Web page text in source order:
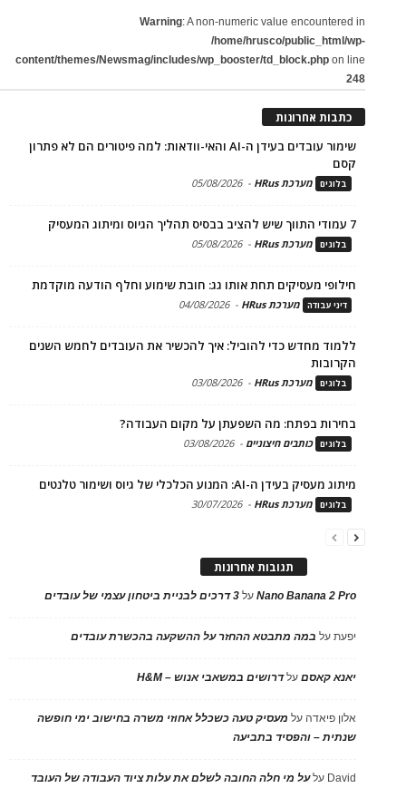
Warning: A non-numeric value encountered in
/home/hrusco/public_html/wp-
content/themes/Newsmag/includes/wp_booster/td_block.php on line
248
כתבות אחרונות
שימור עובדים בעידן ה-AI והאי-וודאות: למה פיטורים הם לא פתרון
קסם
בלוגים מערכת HRus -
05/08/2026
7 עמודי התווך שיש להציב בבסיס תהליך הגיוס ומיתוג המעסיק
בלוגים מערכת HRus -
05/08/2026
חילופי מעסיקים תחת אותו גג: חובת שימוע וחלף הודעה מוקדמת
דיני עבודה מערכת HRus -
04/08/2026
ללמוד מחדש כדי להוביל: איך להכשיר את העובדים לחמש השנים
הקרובות
בלוגים מערכת HRus -
03/08/2026
בחירות בפתח: מה השפעתן על מקום העבודה?
בלוגים כותבים חיצוניים -
03/08/2026
מיתוג מעסיק בעידן ה-AI: המנוע הכלכלי של גיוס ושימור טלנטים
בלוגים מערכת HRus -
30/07/2026
תגובות אחרונות
Nano Banana 2 Proעל 3 דרכים לבניית ביטחון עצמי של עובדים
יפעתעל במה מתבטא ההחזר על ההשקעה בהכשרת עובדים
יאנא קאסםעלדרושים במשאבי אנוש – H&M
אלון פיאדה על מעסיק טעה כשכלל אחוזי משרה בחישוב ימי חופשה
שנתית – והפסיד בתביעה
David עלעל מי חלה החובה לשלם את עלות ציוד העבודה של העובד